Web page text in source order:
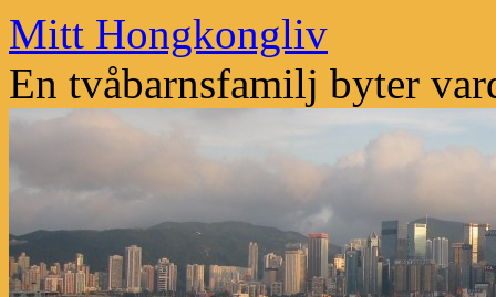
Mitt Hongkongliv
En tvåbarnsfamilj byter